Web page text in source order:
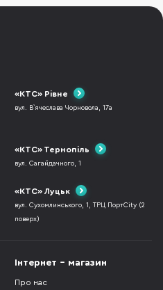
«КТС» Рівне
вул. В`ячеслава Чорновола, 17а
«КТС» Тернопіль
вул. Сагайдачного, 1
«КТС» Луцьк
вул. Сухомлинського, 1, ТРЦ ПортCity (2
поверх)
Інтернет - магазин
Про нас